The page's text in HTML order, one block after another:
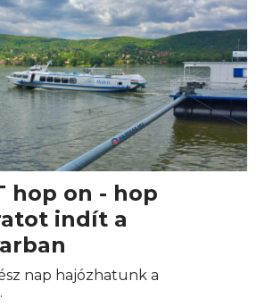
hop on - hop
indít a
nap hajózhatunk a